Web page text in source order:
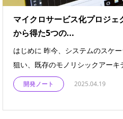
マイクロサービス化プロジ
から得た5つの...
はじめに 昨今、システムのスケ
狙い、既存のモノリシックアー
開発ノート 2025.04.19